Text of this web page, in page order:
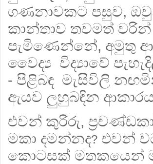
ගණනාවකට පසුව,
කාන්තාව තවමත්
පැමිණෙන්නේ, අමුතු
වෛද්‍ය විද්‍යාවේ
- පිළිබඳ මැසිවිලි
ඇයව ලුහුබඳින
එවන් කුරිරු,
මකා දමන්නද? එවන්
කොටසක් මතකයෙන්